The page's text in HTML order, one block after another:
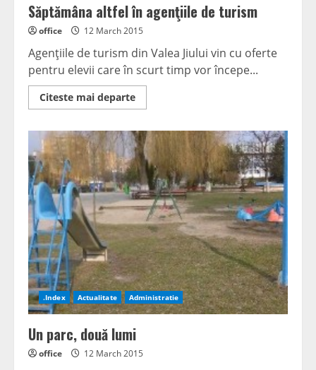
Săptămâna altfel în agenţiile de turism
office 12 March 2015
Agenţiile de turism din Valea Jiului vin cu oferte
pentru elevii care în scurt timp vor începe...
Citeste mai departeRead
more
altfel
în
agenţiile
de
turism
.Index Actualitate Administratie
Un parc, două lumi
office 12 March 2015